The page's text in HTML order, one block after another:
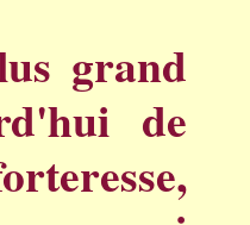
grand
de